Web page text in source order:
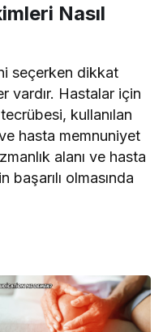
Nasıl
seçerken dikkat
vardır. Hastalar için
kullanılan
hasta memnuniyet
alanı ve hasta
olmasında